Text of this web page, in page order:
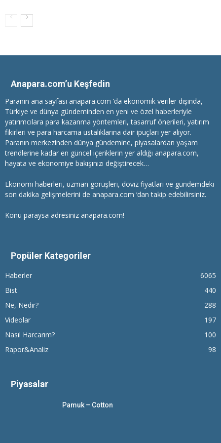
Anapara.com’u Keşfedin
Paranın ana sayfası anapara.com ’da ekonomik veriler dışında,
Türkiye ve dünya gündeminden en yeni ve özel haberleriyle
yatırımcılara para kazanma yöntemleri, tasarruf önerileri, yatırım
fikirleri ve para harcama ustalıklarına dair ipuçları yer alıyor.
Paranın merkezinden dünya gündemine, piyasalardan yaşam
trendlerine kadar en güncel içeriklerin yer aldığı anapara.com,
hayata ve ekonomiye bakışınızı değiştirecek…
Ekonomi haberleri, uzman görüşleri, döviz fiyatları ve gündemdeki
son dakika gelişmelerini de anapara.com ‘dan takip edebilirsiniz.
Konu paraysa adresiniz anapara.com!
Popüler Kategoriler
Haberler
6065
Bist
440
Ne, Nedir?
288
Videolar
197
Nasıl Harcarım?
100
Rapor&Analiz
98
Piyasalar
Pamuk – Cotton